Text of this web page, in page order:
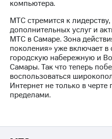
в
регионе
и акционерам
Корпоративное
управление
Корпоративный
секретарь
Информация
компьютера.
МТС стремится к
дополнительных услуг и
МТС в Самаре. Зона
поколения» уже включает в
городскую набережную и
Самары. Так что теперь
воспользоваться
Интернет не только в черте
пределами.